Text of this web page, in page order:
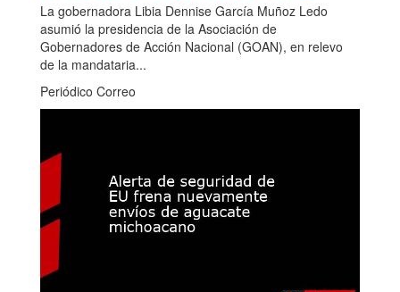
La gobernadora Libia Dennise García Muñoz Ledo
asumió la presidencia de la Asociación de
Gobernadores de Acción Nacional (GOAN), en relevo
de la mandataria...
Periódico Correo